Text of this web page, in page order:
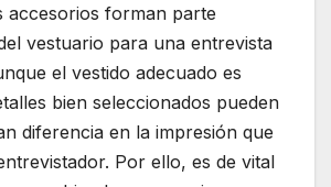
accesorios forman parte
vestuario para una entrevista
el vestido adecuado es
bien seleccionados pueden
diferencia en la impresión que
Por ello, es de vital